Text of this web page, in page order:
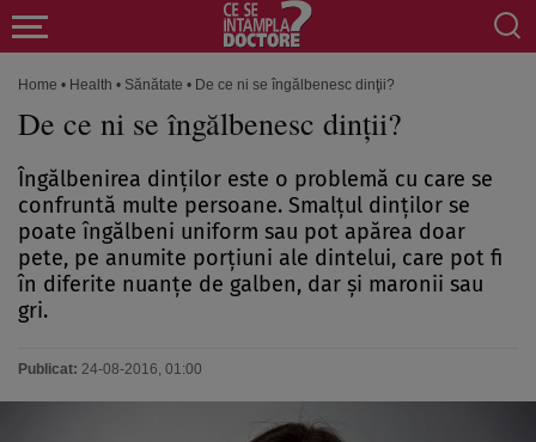
Home • Health • Sănătate • De ce ni se îngălbenesc dinţii?
De ce ni se îngălbenesc dinţii?
Îngălbenirea dinţilor este o problemă cu care se
confruntă multe persoane. Smalţul dinţilor se
poate îngălbeni uniform sau pot apărea doar
pete, pe anumite porţiuni ale dintelui, care pot fi
în diferite nuanţe de galben, dar şi maronii sau
gri.
Publicat: 24-08-2016, 01:00